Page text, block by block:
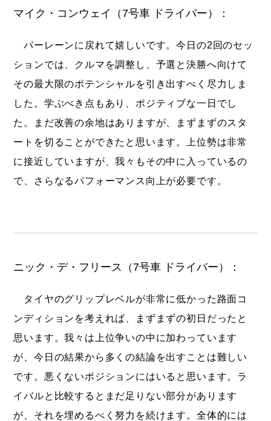
マイク・コンウェイ（7号車 ドライバー）：
バーレーンに戻れて嬉しいです。今日の2回のセッ
ションでは、クルマを調整し、予選と決勝へ向けて
その最大限のポテンシャルを引き出すべく尽力しま
した。学ぶべき点もあり、ポジティブな一日でし
た。まだ改善の余地はありますが、まずまずのスタ
ートを切ることができたと思います。上位勢は非常
に接近していますが、我々もその中に入っているの
で、さらなるパフォーマンス向上が必要です。
ニック・デ・フリース（7号車 ドライバー）：
タイヤのグリップレベルが非常に低かった路面コ
ンディションを考えれば、まずまずの初日だったと
思います。我々は上位争いの中に加わっています
が、今日の結果から多くの結論を出すことは難しい
です。悪くないポジションにはいると思います。ラ
イバルと比較するとまだ足りない部分があります
が、それを埋めるべく努力を続けます。全体的には